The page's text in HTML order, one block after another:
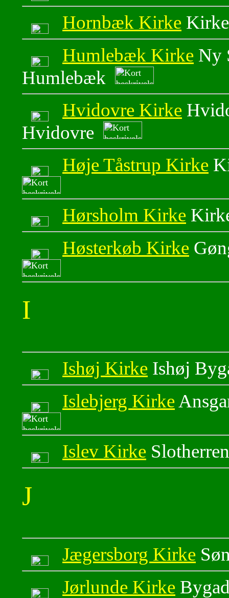
Hornbæk Kirke
Humlebæk Kirke Ny
Humlebæk
Hvidovre Kirke
Hvidovre
Høje Tåstrup Kirke
Hørsholm Kirke
Høsterkøb Kirke
I
Ishøj Kirke Ishøj
Islebjerg Kirke
Islev Kirke
J
Jægersborg Kirke
Jørlunde Kirke